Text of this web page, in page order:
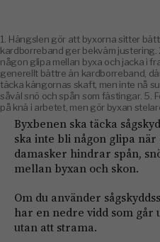
1. Hängslen gör att byxorna sitter
kardborreband ger bekväm
någon glipa mellan byxa och jacka i
generellt bättre än kardborreband,
täcka kängornas skaft, men inte nå
såväl snö och spån som fästingar. 5.
på knä i arbetet, men gör byxan
Byxbenen ska täcka
ska inte bli någon glipa
damasker hindrar spån,
mellan byxan och skon.
Om du använder
har en nedre vidd som går
utan att strama.